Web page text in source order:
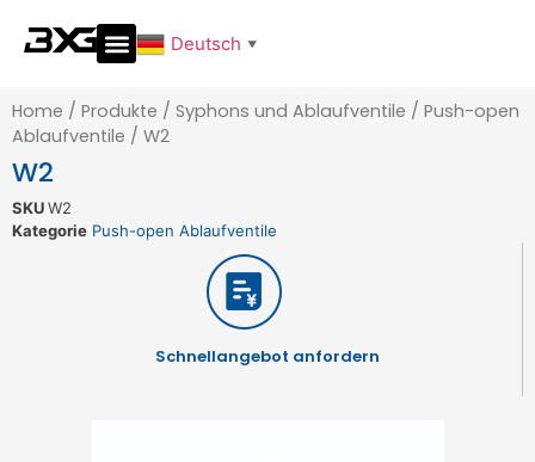
Deutsch ▼
Home / Produkte / Syphons und Ablaufventile / Push-open
Ablaufventile / W2
W2
SKUW2
Kategorie Push-open Ablaufventile
Schnellangebot anfordern